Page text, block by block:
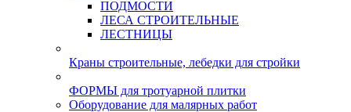
ПОДМОСТИ
ЛЕСА СТРОИТЕЛЬНЫЕ
ЛЕСТНИЦЫ
Краны строительные, лебедки для стройки
ФОРМЫ для тротуарной плитки
Оборудование для малярных работ